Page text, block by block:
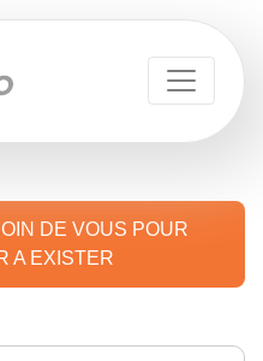
DE VOUS POUR
A EXISTER